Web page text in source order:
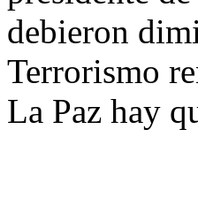
debieron
Terrorismo
La Paz hay